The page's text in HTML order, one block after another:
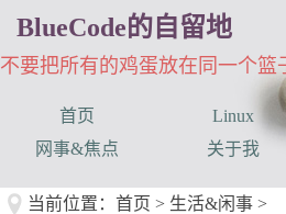
BlueCode的自留地
不要把所有的鸡蛋放在同一个
首页 Linux
网事&焦点
关于我
当前位置： 首页 > 生活&闲事 >